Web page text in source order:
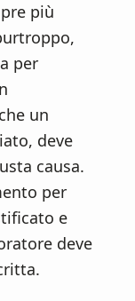
più
per
un
deve
causa.
per
e
deve